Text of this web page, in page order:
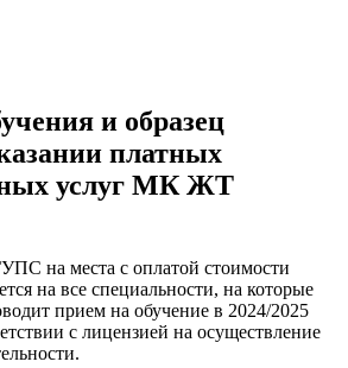
и образец
платных
услуг МК ЖТ
на места с оплатой стоимости
на все специальности, на которые
прием на обучение в 2024/2025
с лицензией на осуществление